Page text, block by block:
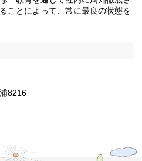
ことによって、常に最良の状態を
8216